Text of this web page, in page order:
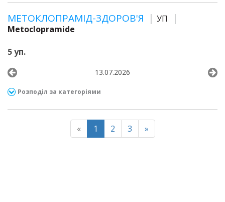
МЕТОКЛОПРАМІД-ЗДОРОВ'Я
УП
Metoclopramide
5 уп.
13.07.2026
Розподіл за категоріями
« 1 2 3 »